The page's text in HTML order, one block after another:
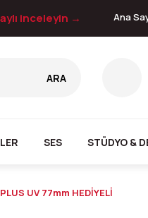
inceleyin → Ana
ARA
SES STÜDYO &
UV 77mm HEDİYELİ